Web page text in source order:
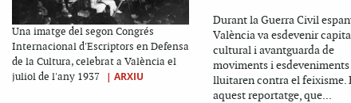
Una imatge del segon Congrés
Internacional d'Escriptors en Defensa
de la Cultura, celebrat a València el
juliol de l'any 1937
| ARXIU
Durant la Guerra Civil
València va esdevenir
cultural i avantguarda de
moviments i
lluitaren contra el feixisme.
aquest reportatge, que...